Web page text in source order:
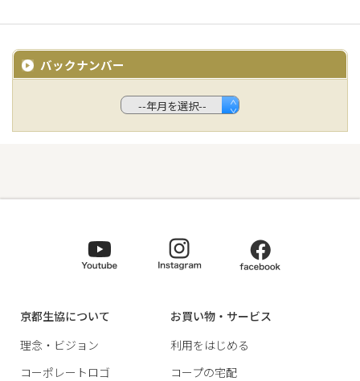
バックナンバー
京都生協について
理念・ビジョン
コーポレートロゴ
お買い物・サービス
利用をはじめる
コープの宅配